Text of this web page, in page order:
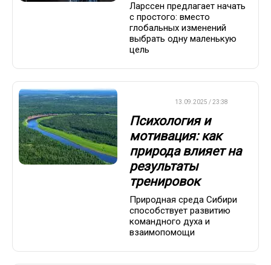
Ларссен предлагает начать
с простого: вместо
глобальных изменений
выбрать одну маленькую
цель
13.09.2025 / 23:38
Психология и
мотивация: как
природа влияет на
результаты
тренировок
Природная среда Сибири
способствует развитию
командного духа и
взаимопомощи